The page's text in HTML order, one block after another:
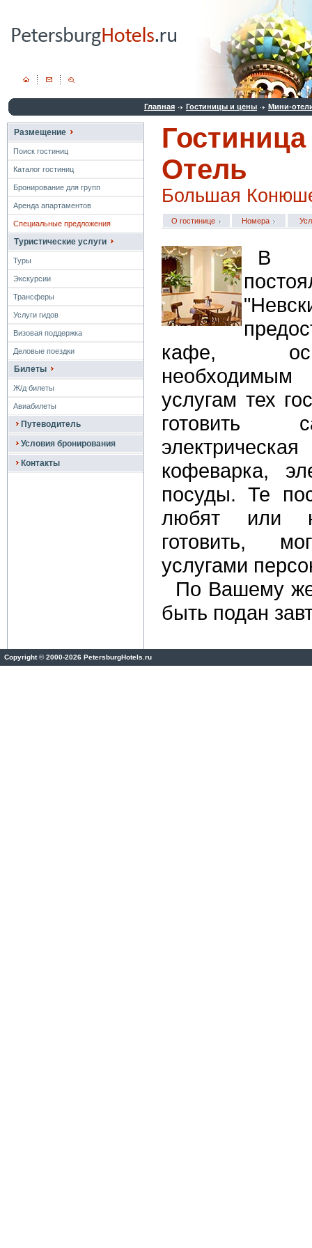
Главная Гостиницы и цены Мини-
Размещение
Поиск гостиниц
Каталог гостиниц
Бронирование для групп
Аренда апартаментов
Специальные предложения
Туристические услуги
Туры
Экскурсии
Трансферы
Услуги гидов
Визовая поддержка
Деловые поездки
Билеты
Ж/д билеты
Авиабилеты
Путеводитель
Условия бронирования
Контакты
Отель
Большая
О гостинице Номера
В
кафе,
услугам тех
готовить
кофеварка,
посуды. Те
любят или
готовить,
услугами
По Вашему
быть подан
Copyright©2000-2026 PetersburgHotels.ru